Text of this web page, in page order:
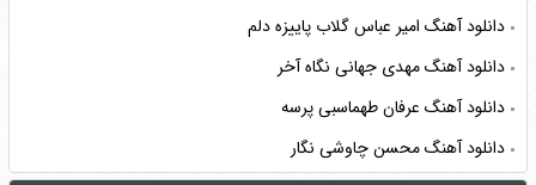
دانلود آهنگ امیر عباس گلاب پاییزه دلم
دانلود آهنگ مهدی جهانی نگاه آخر
دانلود آهنگ عرفان طهماسبی پرسه
دانلود آهنگ محسن چاوشی نگار